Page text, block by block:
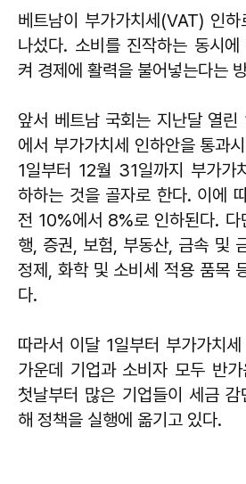
베트남이 부가가치세(VAT) 인
나섰다. 소비를 진작하는 동시에
켜 경제에 활력을 불어넣는다는
앞서 베트남 국회는 지난달 열
에서 부가가치세 인하안을 통과
1일부터 12월 31일까지 부가가
하하는 것을 골자로 한다. 이에
전 10%에서 8%로 인하된다.
행, 증권, 보험, 부동산, 금속 및
정제, 화학 및 소비세 적용 품목
다.
따라서 이달 1일부터 부가가치
가운데 기업과 소비자 모두 반
첫날부터 많은 기업들이 세금
해 정책을 실행에 옮기고 있다.